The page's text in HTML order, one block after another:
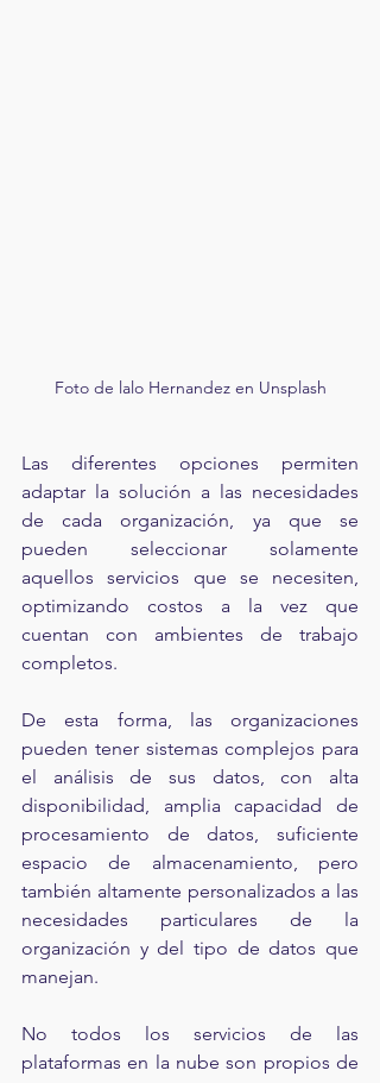
Foto de lalo Hernandez en Unsplash
Las diferentes opciones permiten
adaptar la solución a las necesidades
de cada organización, ya que se
pueden seleccionar solamente
aquellos servicios que se necesiten,
optimizando costos a la vez que
cuentan con ambientes de trabajo
completos.
De esta forma, las organizaciones
pueden tener sistemas complejos para
el análisis de sus datos, con alta
disponibilidad, amplia capacidad de
procesamiento de datos, suficiente
espacio de almacenamiento, pero
también altamente personalizados a las
necesidades particulares de la
organización y del tipo de datos que
manejan.
No todos los servicios de las
plataformas en la nube son propios de